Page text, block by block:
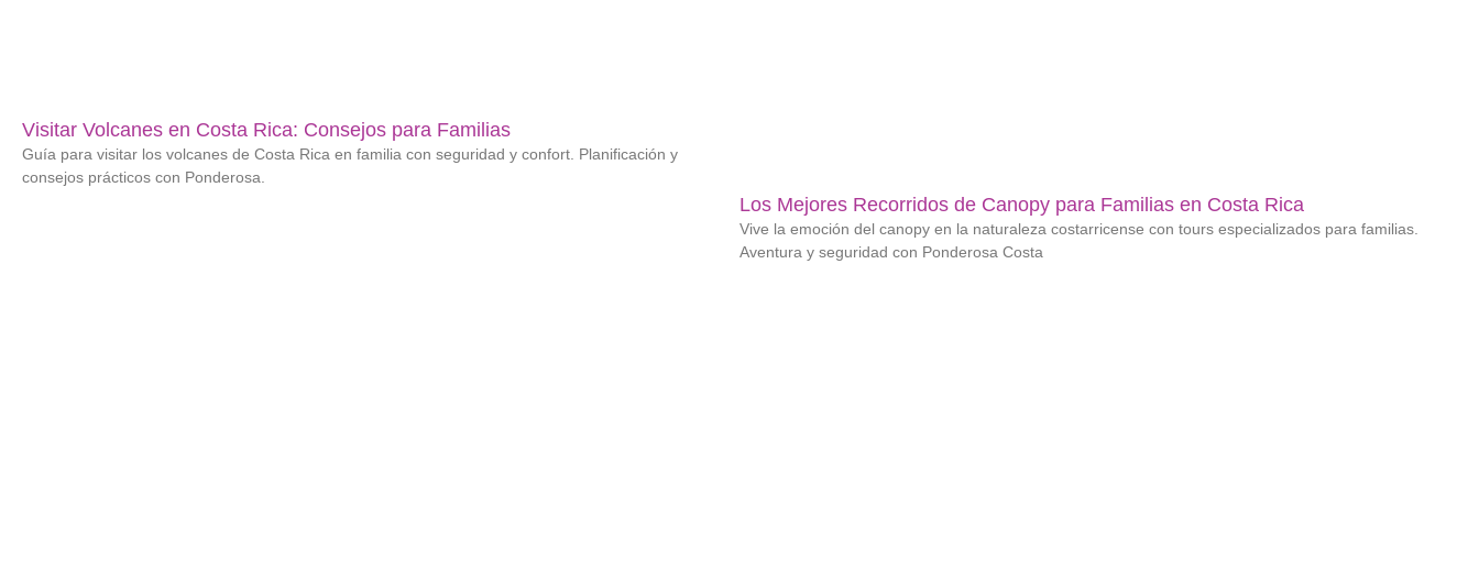
Visitar Volcanes en Costa Rica: Consejos para Familias
Guía para visitar los volcanes de Costa Rica en familia con seguridad y confort. Planificación y
consejos prácticos con Ponderosa.
Los Mejores Recorridos de Canopy para Familias en Costa Rica
Vive la emoción del canopy en la naturaleza costarricense con tours especializados para familias.
Aventura y seguridad con Ponderosa Costa